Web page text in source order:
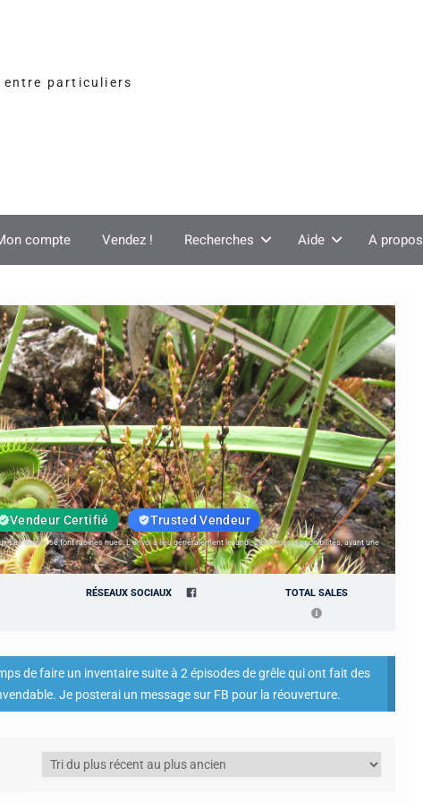
entre particuliers
compte Vendez ! Recherches Aide A propos
Vendeur Certifié Trusted Vendeur
Les envois se font racines nues. L'envoi a lieu généralement le lundi, selon mes disponibilités, ayant une
RÉSEAUX SOCIAUX TOTAL SALES
de faire un inventaire suite à 2 épisodes de grêle qui ont fait des
Je posterai un message sur FB pour la réouverture.